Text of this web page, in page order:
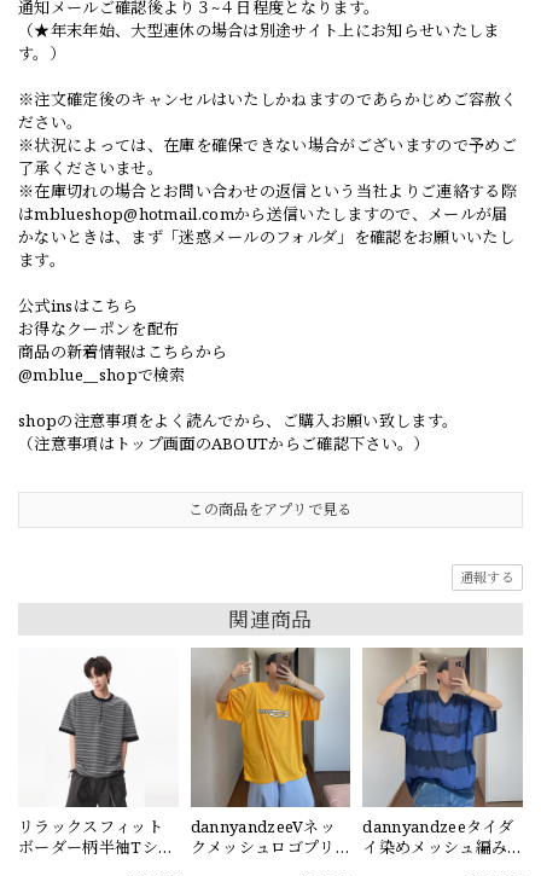
通知メールご確認後より３~４日程度となります。
（★年末年始、大型連休の場合は別途サイト上にお知らせいたしま
す。）
※注文確定後のキャンセルはいたしかねますのであらかじめご容赦く
ださい。
※状況によっては、在庫を確保できない場合がございますので予めご
了承くださいませ。
※在庫切れの場合とお問い合わせの返信という当社よりご連絡する際
はmblueshop@hotmail.comから送信いたしますので、メールが届
かないときは、まず「迷惑メールのフォルダ」を確認をお願いいたし
ます。
公式insはこちら
お得なクーポンを配布
商品の新着情報はこちらから
@mblue__shopで検索
shopの注意事項をよく読んでから、ご購入お願い致します。
（注意事項はトップ画面のABOUTからご確認下さい。）
この商品をアプリで見る
通報する
関連商品
リラックスフィット
ボーダー柄半袖Tシャ
dannyandzeeVネッ
クメッシュロゴプリ
dannyandzeeタイダ
イ染めメッシュ編みV